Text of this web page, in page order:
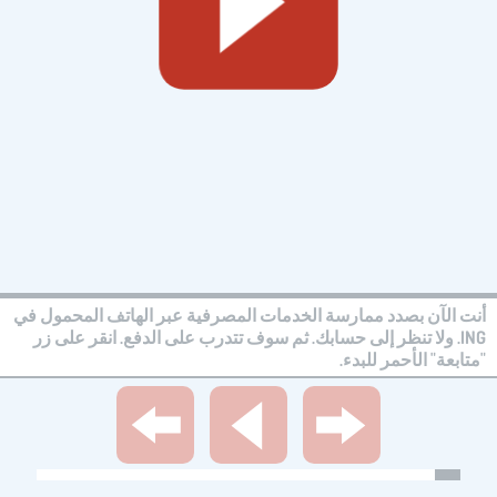
أنت الآن بصدد ممارسة الخدمات المصرفية عبر الهاتف المحمول في
ING. ولا تنظر إلى حسابك. ثم سوف تتدرب على الدفع. انقر على زر
"متابعة" الأحمر للبدء.